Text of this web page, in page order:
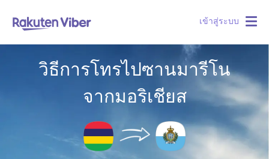
เข้าสู่ระบบ
วิธีการโทรไปซานมารีโน
จากมอริเชียส